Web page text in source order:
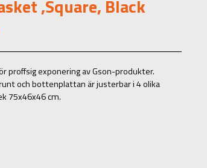
,Square, Black
proffsig exponering av Gson-produkter.
och bottenplattan är justerbar i 4 olika
75x46x46 cm.